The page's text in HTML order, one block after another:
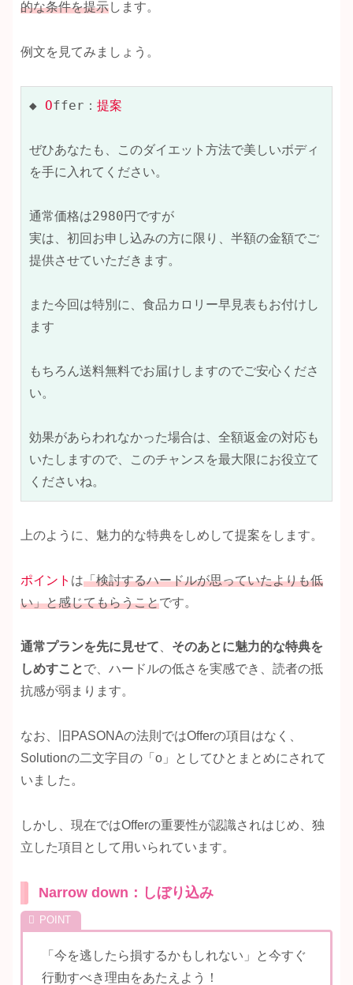
的な条件を提示します。
例文を見てみましょう。
◆ Offer： 提案
ぜひあなたも、このダイエット方法で美しいボディ
を手に入れてください。
通常価格は2980円ですが
実は、初回お申し込みの方に限り、半額の金額でご
提供させていただきます。
また今回は特別に、食品カロリー早見表もお付けし
ます
もちろん送料無料でお届けしますのでご安心くださ
い。
効果があらわれなかった場合は、全額返金の対応も
いたしますので、このチャンスを最大限にお役立て
くださいね。
上のように、魅力的な特典をしめして提案をします。
ポイント は「検討するハードルが思っていたよりも低
い」と感じてもらうことです。
通常プランを先に見せて
そのあとに魅力的な特典を
しめすことで、ハードルの低さを実感でき、読者の抵
抗感が弱まります。
なお、旧PASONAの法則ではOfferの項目はなく、
Solutionの二文字目の「o」としてひとまとめにされて
いました。
しかし、現在ではOfferの重要性が認識されはじめ、独
立した項目として用いられています。
Narrow down：しぼり込み
「今を逃したら損するかもしれない」と今すぐ
行動すべき理由をあたえよう！